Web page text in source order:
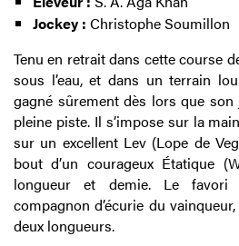
Jockey : Christophe Soumillon
Tenu en retrait dans cette course
sous l’eau, et dans un terrain
gagné sûrement dès lors que
pleine piste. Il s’impose sur la
sur un excellent Lev (Lope de
bout d’un courageux Étatique
longueur et demie. Le favori
compagnon d’écurie du
deux longueurs.